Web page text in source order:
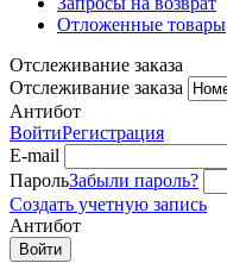
Отложенные товары
Отслеживание заказа
Отслеживание заказа
Антибот
ВойтиРегистрация
E-mail
ПарольЗабыли пароль?
Создать учетную запись
Антибот
Войти